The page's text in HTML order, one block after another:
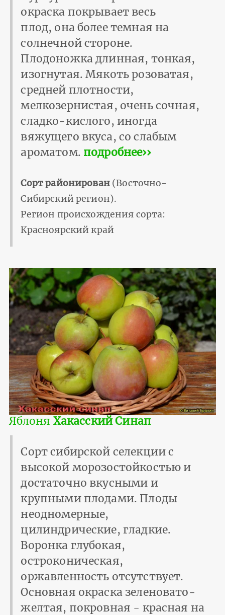
окраска покрывает весь
плод, она более темная на
солнечной стороне.
Плодоножка длинная, тонкая,
изогнутая. Мякоть розоватая,
средней плотности,
мелкозернистая, очень сочная,
сладко-кислого, иногда
вяжущего вкуса, со слабым
ароматом. подробнее››
Сорт районирован(Восточно-
Сибирский регион).
Регион происхождения сорта:
Красноярский край
Яблоня Хакасский Синап
Сорт сибирской селекции с
высокой морозостойкостью и
достаточно вкусными и
крупными плодами. Плоды
неодномерные,
цилиндрические, гладкие.
Воронка глубокая,
остроконическая,
оржавленность отсутствует.
Основная окраска зеленовато-
желтая, покровная - красная на